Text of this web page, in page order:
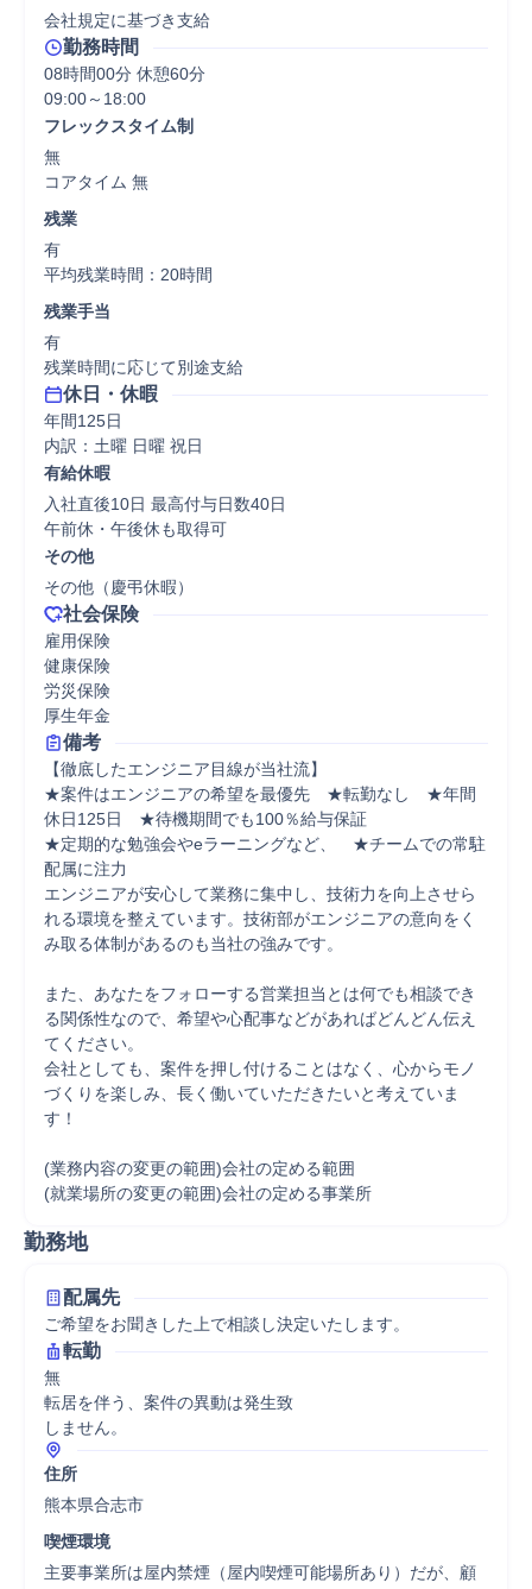
会社規定に基づき支給
勤務時間
08時間00分 休憩60分
フレックスタイム制
無
コアタイム 無
残業
有
平均残業時間：20時間
残業手当
有
残業時間に応じて別途支給
休日・休暇
年間125日
内訳：土曜 日曜 祝日
有給休暇
入社直後10日 最高付与日数40日
午前休・午後休も取得可
その他
その他（慶弔休暇）
社会保険
雇用保険
健康保険
労災保険
厚生年金
備考
【徹底したエンジニア目線が当社流】
★案件はエンジニアの希望を最優先　★転勤なし　★年間
休日125日　★待機期間でも100％給与保証
★定期的な勉強会やeラーニングなど、　★チームでの常駐
配属に注力
エンジニアが安心して業務に集中し、技術力を向上させら
れる環境を整えています。技術部がエンジニアの意向をく
み取る体制があるのも当社の強みです。
また、あなたをフォローする営業担当とは何でも相談でき
る関係性なので、希望や心配事などがあればどんどん伝え
てください。
会社としても、案件を押し付けることはなく、心からモノ
づくりを楽しみ、長く働いていただきたいと考えていま
す！
(業務内容の変更の範囲)会社の定める範囲
(就業場所の変更の範囲)会社の定める事業所
勤務地
配属先
ご希望をお聞きした上で相談し決定いたします。
転勤
無
転居を伴う、案件の異動は発生致
しません。
住所
熊本県合志市
喫煙環境
主要事業所は屋内禁煙（屋内喫煙可能場所あり）だが、顧